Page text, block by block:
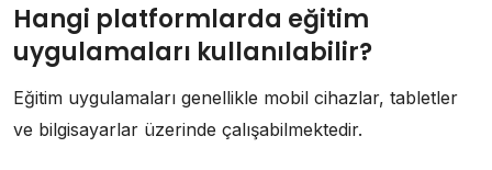
Hangi platformlarda eğitim
uygulamaları kullanılabilir?
Eğitim uygulamaları genellikle mobil cihazlar, tabletler
ve bilgisayarlar üzerinde çalışabilmektedir.